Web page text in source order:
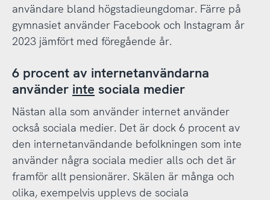
användare bland högstadieungdomar. Färre på
gymnasiet använder Facebook och Instagram år
2023 jämfört med föregående år.
6 procent av internetanvändarna
använder inte sociala medier
Nästan alla som använder internet använder
också sociala medier. Det är dock 6 procent av
den internetanvändande befolkningen som inte
använder några sociala medier alls och det är
framför allt pensionärer. Skälen är många och
olika, exempelvis upplevs de sociala